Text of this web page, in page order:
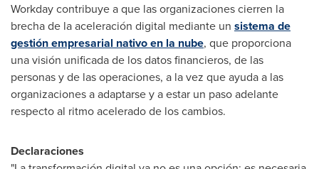
Workday contribuye a que las organizaciones cierren la
brecha de la aceleración digital mediante un sistema de
gestión empresarial nativo en la nube, que proporciona
una visión unificada de los datos financieros, de las
personas y de las operaciones, a la vez que ayuda a las
organizaciones a adaptarse y a estar un paso adelante
respecto al ritmo acelerado de los cambios.
Declaraciones